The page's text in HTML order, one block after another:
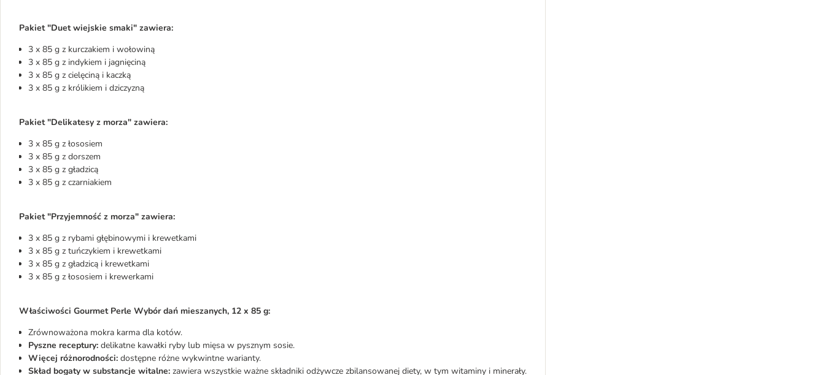
Pakiet "Duet wiejskie smaki" zawiera:
3 x 85 g z kurczakiem i wołowiną
3 x 85 g z indykiem i jagnięciną
3 x 85 g z cielęciną i kaczką
3 x 85 g z królikiem i dziczyzną
Pakiet "Delikatesy z morza" zawiera:
3 x 85 g z łososiem
3 x 85 g z dorszem
3 x 85 g z gładzicą
3 x 85 g z czarniakiem
Pakiet "Przyjemność z morza" zawiera:
3 x 85 g z rybami głębinowymi i krewetkami
3 x 85 g z tuńczykiem i krewetkami
3 x 85 g z gładzicą i krewetkami
3 x 85 g z łososiem i krewerkami
Właściwości Gourmet Perle Wybór dań mieszanych, 12 x 85 g:
Zrównoważona mokra karma dla kotów.
Pyszne receptury: delikatne kawałki ryby lub mięsa w pysznym sosie.
Więcej różnorodności: dostępne różne wykwintne warianty.
Skład bogaty w substancje witalne: zawiera wszystkie ważne składniki odżywcze zbilansowanej diety, w tym witaminy i minerały.